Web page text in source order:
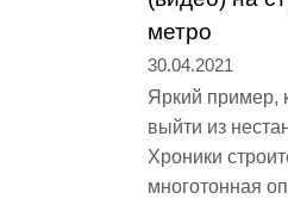
метро
30.04.2021
Яркий пример,
выйти из
Хроники
многотонная